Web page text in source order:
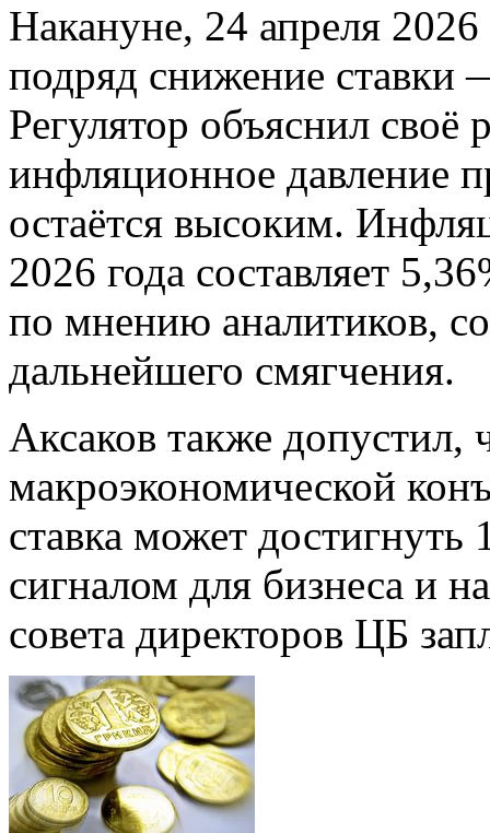
Накануне, 24 апреля
подряд снижение ставки
Регулятор объяснил
инфляционное давление
остаётся высоким.
2026 года составляет
по мнению аналитиков,
дальнейшего смягчения.
Аксаков также допустил,
макроэкономической
ставка может
сигналом для бизнеса и
совета директоров ЦБ